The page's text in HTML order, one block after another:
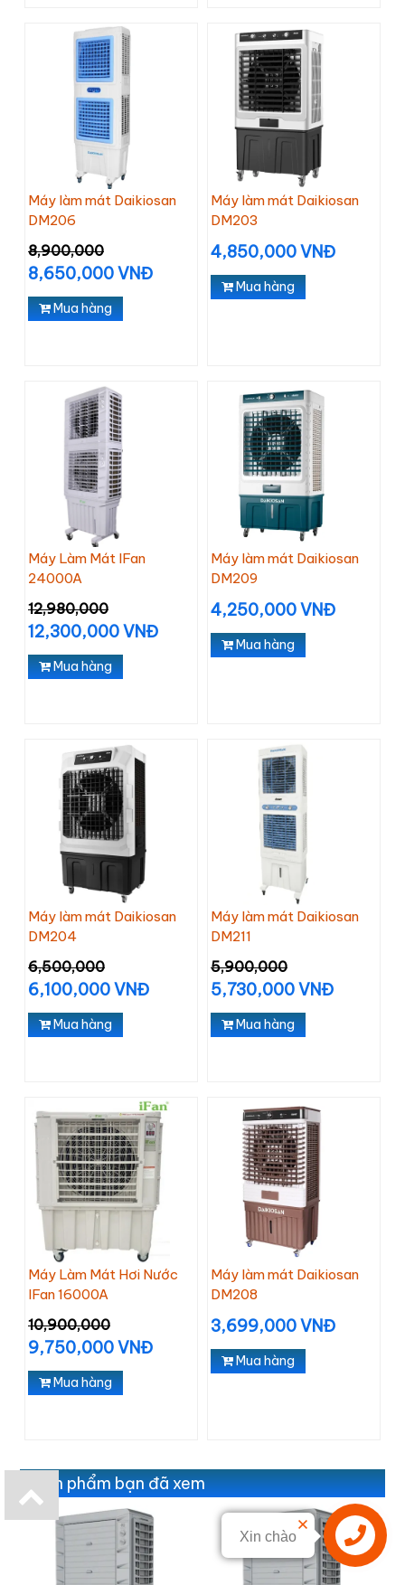
Máy làm mát Daikiosan
DM206
8,900,000
8,650,000 VNĐ
Mua hàng
Máy làm mát Daikiosan
DM203
4,850,000 VNĐ
Mua hàng
Máy Làm Mát IFan
24000A
12,980,000
12,300,000 VNĐ
Mua hàng
Máy làm mát Daikiosan
DM209
4,250,000 VNĐ
Mua hàng
Máy làm mát Daikiosan
DM204
6,500,000
6,100,000 VNĐ
Mua hàng
Máy làm mát Daikiosan
DM211
5,900,000
5,730,000 VNĐ
Mua hàng
Máy Làm Mát Hơi Nước
IFan 16000A
10,900,000
9,750,000 VNĐ
Mua hàng
Máy làm mát Daikiosan
DM208
3,699,000 VNĐ
Mua hàng
Sản phẩm bạn đã xem
Xin chào